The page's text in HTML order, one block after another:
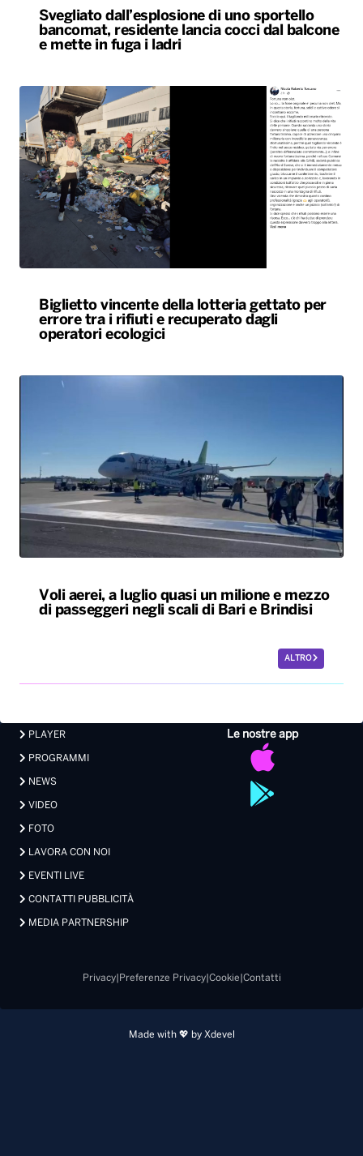
Svegliato dall’esplosione di uno sportello
bancomat, residente lancia cocci dal balcone
e mette in fuga i ladri
Biglietto vincente della lotteria gettato per
errore tra i rifiuti e recuperato dagli
operatori ecologici
Voli aerei, a luglio quasi un milione e mezzo
di passeggeri negli scali di Bari e Brindisi
ALTRO
Le nostre app
PLAYER
PROGRAMMI
NEWS
VIDEO
FOTO
LAVORA CON NOI
EVENTI LIVE
CONTATTI PUBBLICITÀ
MEDIA PARTNERSHIP
Privacy| Preferenze Privacy| Cookie Contatti
Made with 💖 by Xdevel